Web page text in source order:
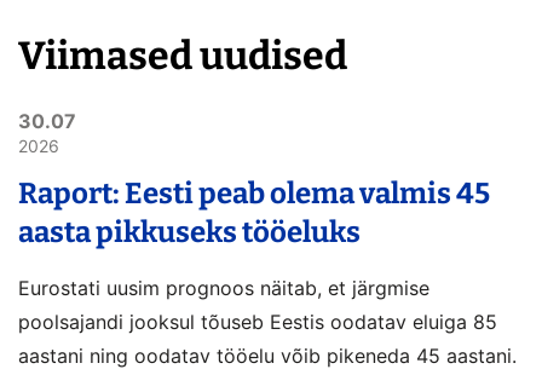
Viimased uudised
30.07
2026
Raport: Eesti peab olema valmis 45
aasta pikkuseks tööeluks
Eurostati uusim prognoos näitab, et järgmise
poolsajandi jooksul tõuseb Eestis oodatav eluiga 85
aastani ning oodatav tööelu võib pikeneda 45 aastani.